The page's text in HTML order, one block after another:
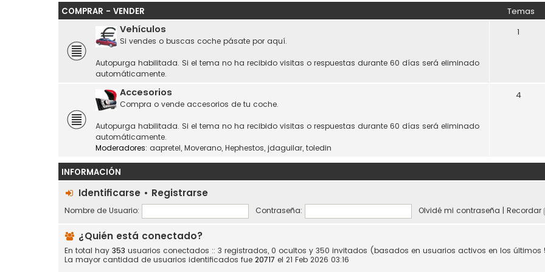
COMPRAR - VENDER Temas
Vehículos
Si vendes o buscas coche pásate por aquí.
Autopurga habilitada. Si el tema no ha recibido visitas o respuestas durante 60 días será eliminado
automáticamente.
1
Accesorios
Compra o vende accesorios de tu coche.
Autopurga habilitada. Si el tema no ha recibido visitas o respuestas durante 60 días será eliminado
automáticamente.
Moderadores: aapretel, Moverano, Hephestos, jdaguilar, toledin
4
INFORMACIÓN
Identificarse • Registrarse
Nombre de Usuario: Contraseña: Olvidé mi contraseña | Recordar
¿Quién está conectado?
En total hay 353 usuarios conectados :: 3 registrados, 0 ocultos y 350 invitados (basados en usuarios activos en los últimos
La mayor cantidad de usuarios identificados fue 20717 el 21 Feb 2026 03:16